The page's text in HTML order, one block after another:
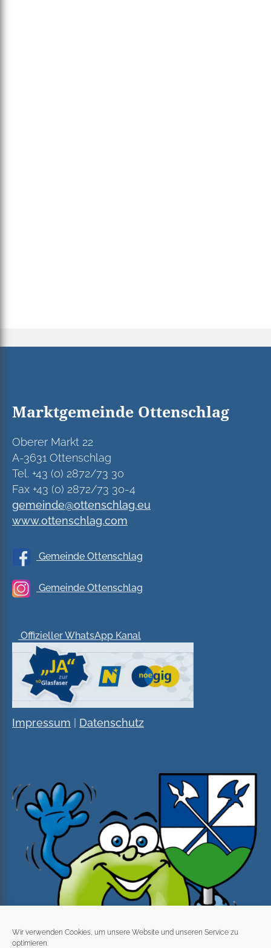
Wir verwenden Cookies, um unsere Website und unseren Service zu
optimieren.
Marktgemeinde Ottenschlag
Oberer Markt 22
A-3631 Ottenschlag
Tel. +43 (0) 2872/73 30
Fax +43 (0) 2872/73 30-4
gemeinde@ottenschlag.eu
www.ottenschlag.com
Gemeinde Ottenschlag
Gemeinde Ottenschlag
Offizieller WhatsApp Kanal
Impressum Datenschutz